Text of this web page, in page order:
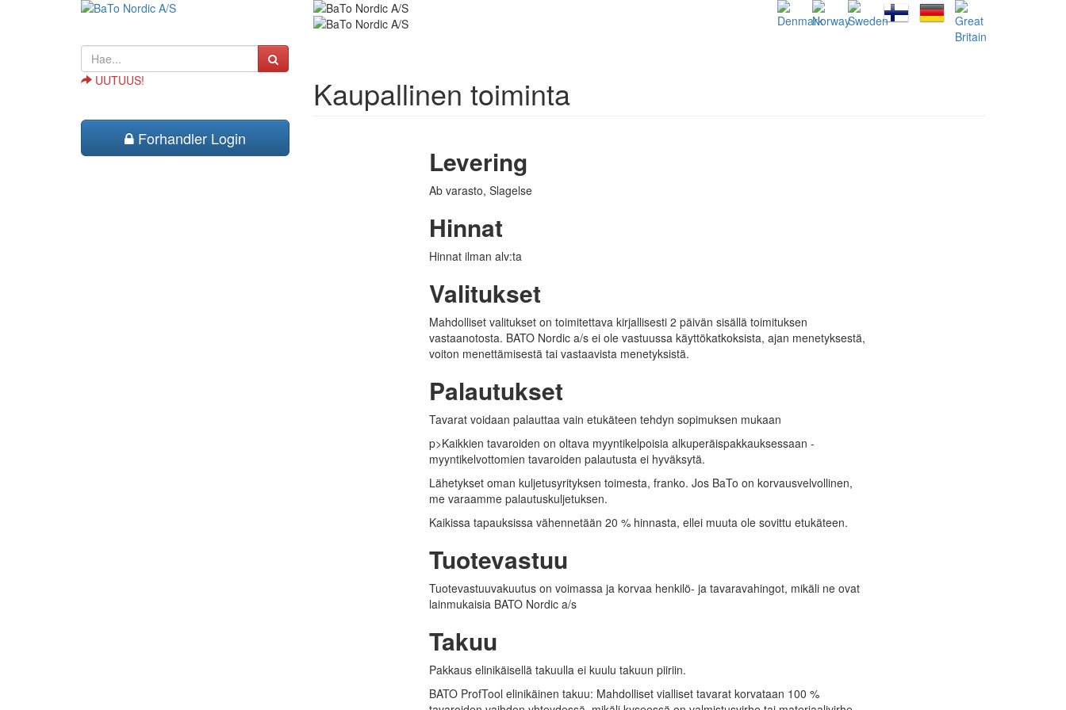
UUTUUS!
Forhandler Login
Kaupallinen toiminta
Levering
Ab varasto, Slagelse
Hinnat
Hinnat ilman alv:ta
Valitukset
Mahdolliset valitukset on toimitettava kirjallisesti 2 päivän sisällä toimituksen
vastaanotosta. BATONordic a/s ei ole vastuussa käyttökatkoksista, ajan menetyksestä,
voiton menettämisestä tai vastaavista menetyksistä.
Palautukset
Tavarat voidaan palauttaa vain etukäteen tehdyn sopimuksen mukaan
p>Kaikkien tavaroiden on oltava myyntikelpoisia alkuperäispakkauksessaan -
myyntikelvottomien tavaroiden palautusta ei hyväksytä.
Lähetykset oman kuljetusyrityksen toimesta, franko. Jos BaTo on korvausvelvollinen,
me varaamme palautuskuljetuksen.
Kaikissa tapauksissa vähennetään 20 % hinnasta, ellei muuta ole sovittu etukäteen.
Tuotevastuu
Tuotevastuuvakuutus on voimassa ja korvaa henkilö- ja tavaravahingot, mikäli ne ovat
lainmukaisia BATONordic a/s
Takuu
Pakkaus elinikäisellä takuulla ei kuulu takuun piiriin.
BATOProfTool elinikäinen takuu: Mahdolliset vialliset tavarat korvataan 100 %